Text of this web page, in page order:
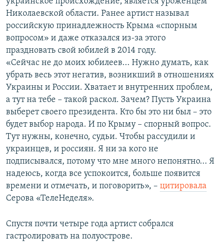
Николаевской области. Ранее артист называл
российскую принадлежность Крыма «спорным
вопросом» и даже отказался из-за этого
праздновать свой юбилей в 2014 году.
«Сейчас не до моих юбилеев... Нужно думать, как
убрать весь этот негатив, возникший в отношениях
Украины и России. Хватает и внутренних проблем,
а тут на тебе – такой раскол. Зачем? Пусть Украина
выберет своего президента. Кто бы это ни был – это
будет выбор народа. И по Крыму – спорный вопрос.
Тут нужны, конечно, судьи. Чтобы рассудили и
украинцев, и россиян. Я ни за кого не
подписывался, потому что мне много непонятно... Я
надеюсь, когда все успокоится, больше появится
времени и отмечать, и поговорить», – цитировала
Серова «ТелеНеделя».
Спустя почти четыре года артист собрался
гастролировать на полуострове.